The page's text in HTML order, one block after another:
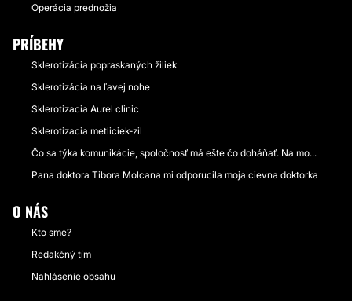
Operácia prednožia
PRÍBEHY
Sklerotizácia popraskaných žiliek
Sklerotizácia na ľavej nohe
Sklerotizacia Aurel clinic
Sklerotizacia metliciek-zil
Čo sa týka komunikácie, spoločnosť má ešte čo doháňať. Na mo...
Pana doktora Tibora Molcana mi odporucila moja cievna doktorka
O NÁS
Kto sme?
Redakčný tím
Nahlásenie obsahu